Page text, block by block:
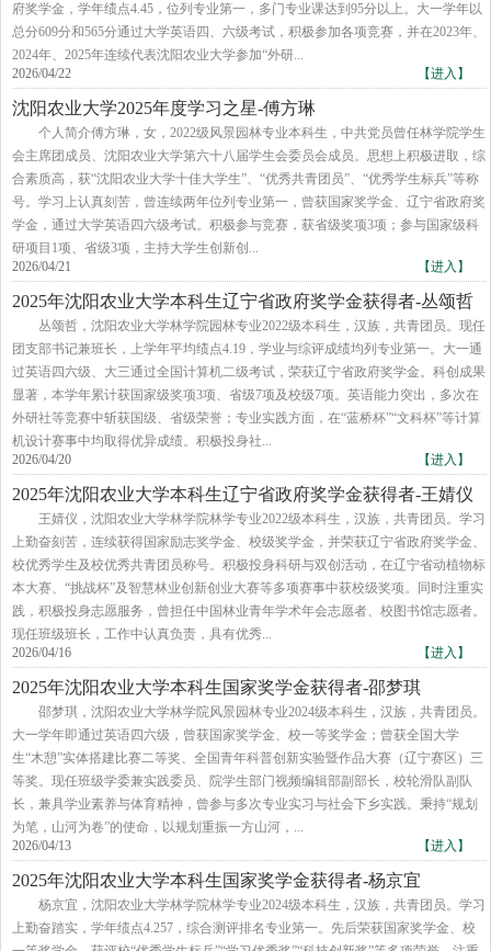
府奖学金，学年绩点4.45，位列专业第一，多门专业课达到95分以上。大一学年以
总分609分和565分通过大学英语四、六级考试，积极参加各项竞赛，并在2023年、
2024年、2025年连续代表沈阳农业大学参加“外研...
【进入】
2026/04/22
沈阳农业大学2025年度学习之星-傅方琳
个人简介傅方琳，女，2022级风景园林专业本科生，中共党员曾任林学院学生
会主席团成员、沈阳农业大学第六十八届学生会委员会成员。思想上积极进取，综
合素质高，获“沈阳农业大学十佳大学生”、“优秀共青团员”、“优秀学生标兵”等称
号。学习上认真刻苦，曾连续两年位列专业第一，曾获国家奖学金、辽宁省政府奖
学金，通过大学英语四六级考试。积极参与竞赛，获省级奖项3项；参与国家级科
研项目1项、省级3项，主持大学生创新创...
【进入】
2026/04/21
2025年沈阳农业大学本科生辽宁省政府奖学金获得者-丛颂哲
丛颂哲，沈阳农业大学林学院园林专业2022级本科生，汉族，共青团员。现任
团支部书记兼班长，上学年平均绩点4.19，学业与综评成绩均列专业第一。大一通
过英语四六级、大三通过全国计算机二级考试，荣获辽宁省政府奖学金。科创成果
显著，本学年累计获国家级奖项3项、省级7项及校级7项。英语能力突出，多次在
外研社等竞赛中斩获国级、省级荣誉；专业实践方面，在“蓝桥杯”“文科杯”等计算
机设计赛事中均取得优异成绩。积极投身社...
【进入】
2026/04/20
2025年沈阳农业大学本科生辽宁省政府奖学金获得者-王婧仪
王婧仪，沈阳农业大学林学院林学专业2022级本科生，汉族，共青团员。学习
上勤奋刻苦，连续获得国家励志奖学金、校级奖学金，并荣获辽宁省政府奖学金、
校优秀学生及校优秀共青团员称号。积极投身科研与双创活动，在辽宁省动植物标
本大赛、“挑战杯”及智慧林业创新创业大赛等多项赛事中获校级奖项。同时注重实
践，积极投身志愿服务，曾担任中国林业青年学术年会志愿者、校图书馆志愿者。
现任班级班长，工作中认真负责，具有优秀...
【进入】
2026/04/16
2025年沈阳农业大学本科生国家奖学金获得者-邵梦琪
邵梦琪，沈阳农业大学林学院风景园林专业2024级本科生，汉族，共青团员。
大一学年即通过英语四六级，曾获国家奖学金、校一等奖学金；曾获全国大学
生“木憩”实体搭建比赛二等奖、全国青年科普创新实验暨作品大赛（辽宁赛区）三
等奖。现任班级学委兼实践委员、院学生部门视频编辑部副部长，校轮滑队副队
长，兼具学业素养与体育精神，曾参与多次专业实习与社会下乡实践。秉持“规划
为笔，山河为卷”的使命，以规划重振一方山河，...
【进入】
2026/04/13
2025年沈阳农业大学本科生国家奖学金获得者-杨京宜
杨京宜，沈阳农业大学林学院林学专业2024级本科生，汉族，共青团员。学习
上勤奋踏实，学年绩点4.257，综合测评排名专业第一。先后荣获国家奖学金、校